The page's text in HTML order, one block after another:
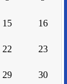
15 16
22 23
29 30